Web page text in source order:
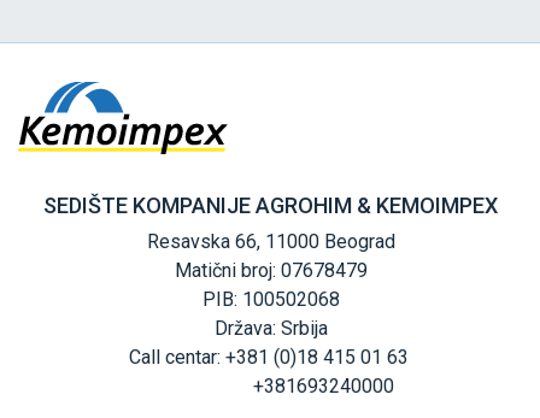
SEDIŠTE KOMPANIJE AGROHIM & KEMOIMPEX
Resavska 66, 11000 Beograd
Matični broj: 07678479
PIB: 100502068
Država: Srbija
Call centar: +381 (0)18 415 01 63
+381693240000